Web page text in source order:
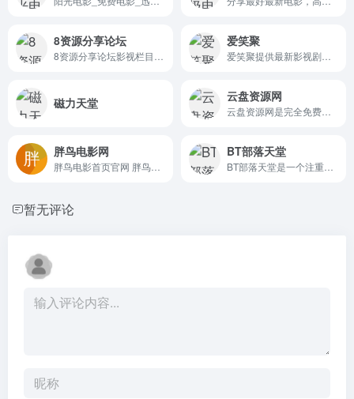
8资源分享论坛 爱笑聚
磁力天堂 云盘资源网
胖鸟电影网 BT部落天堂
暂无评论